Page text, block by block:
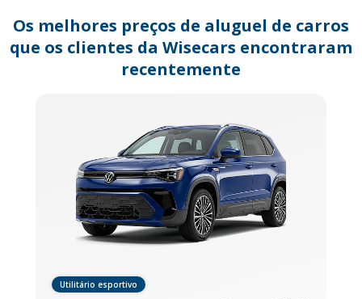
dates.
Os melhores preços de aluguel de carros
que os clientes da Wisecars encontraram
recentemente
Utilitário esportivo